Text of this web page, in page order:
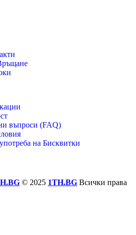
въпроси (FAQ)
на Бисквитки
© 2025 1TH.BG Всички права